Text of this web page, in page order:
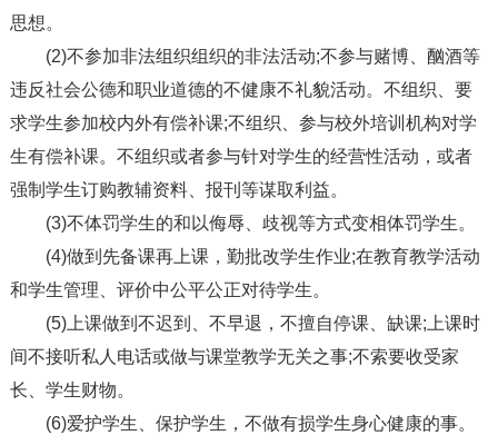
思想。
(2)不参加非法组织组织的非法活动;不参与赌博、酗酒等
违反社会公德和职业道德的不健康不礼貌活动。不组织、要
求学生参加校内外有偿补课;不组织、参与校外培训机构对学
生有偿补课。不组织或者参与针对学生的经营性活动，或者
强制学生订购教辅资料、报刊等谋取利益。
(3)不体罚学生的和以侮辱、歧视等方式变相体罚学生。
(4)做到先备课再上课，勤批改学生作业;在教育教学活动
和学生管理、评价中公平公正对待学生。
(5)上课做到不迟到、不早退，不擅自停课、缺课;上课时
间不接听私人电话或做与课堂教学无关之事;不索要收受家
长、学生财物。
(6)爱护学生、保护学生，不做有损学生身心健康的事。